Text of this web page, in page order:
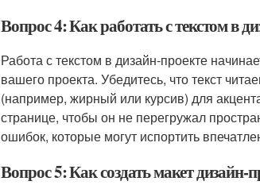
Вопрос 4: Как работать с текстом в
Работа с текстом в дизайн-проекте
вашего проекта. Убедитесь, что текст
(например, жирный или курсив) для
странице, чтобы он не перегружал
ошибок, которые могут испортить
Вопрос 5: Как создать макет дизайн-